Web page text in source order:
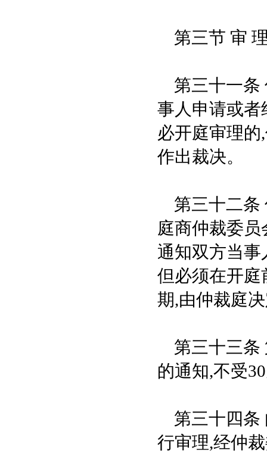
第三节 审
第三十一条
事人申请或者
必开庭审理
作出裁决。
第三十二条
庭商仲裁委
通知双方当事
但必须在开庭
期,由仲裁庭
第三十三条
的通知,不受
第三十四条
行审理,经仲